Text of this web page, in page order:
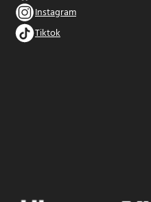
Instagram
Tiktok